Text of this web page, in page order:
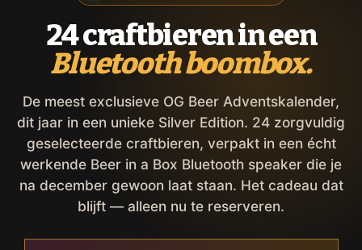
24 craftbieren in een
Bluetooth boombox.
De meest exclusieve OG Beer Adventskalender,
dit jaar in een unieke Silver Edition. 24 zorgvuldig
geselecteerde craftbieren, verpakt in een écht
werkende Beer in a Box Bluetooth speaker die je
na december gewoon laat staan. Het cadeau dat
blijft — alleen nu te reserveren.